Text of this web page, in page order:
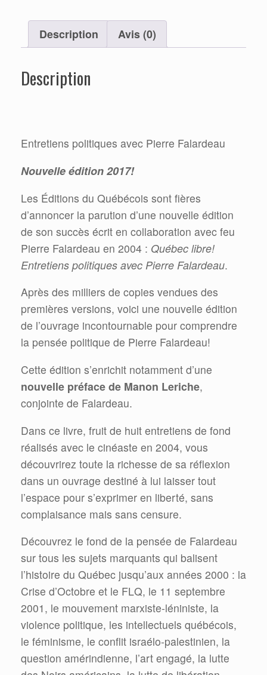
Description Avis (0)
Description
Entretiens politiques avec Pierre Falardeau
Nouvelle édition 2017!
Les Éditions du Québécois sont fières
d’annoncer la parution d’une nouvelle édition
de son succès écrit en collaboration avec feu
Pierre Falardeau en 2004 : Québec libre!
Entretiens politiques avec Pierre Falardeau.
Après des milliers de copies vendues des
premières versions, voici une nouvelle édition
de l’ouvrage incontournable pour comprendre
la pensée politique de Pierre Falardeau!
Cette édition s’enrichit notamment d’une
nouvelle préface de Manon Leriche,
conjointe de Falardeau.
Dans ce livre, fruit de huit entretiens de fond
réalisés avec le cinéaste en 2004, vous
découvrirez toute la richesse de sa réflexion
dans un ouvrage destiné à lui laisser tout
l’espace pour s’exprimer en liberté, sans
complaisance mais sans censure.
Découvrez le fond de la pensée de Falardeau
sur tous les sujets marquants qui balisent
l’histoire du Québec jusqu’aux années 2000 : la
Crise d’Octobre et le FLQ, le 11 septembre
2001, le mouvement marxiste-léniniste, la
violence politique, les intellectuels québécois,
le féminisme, le conflit israélo-palestinien, la
question amérindienne, l’art engagé, la lutte